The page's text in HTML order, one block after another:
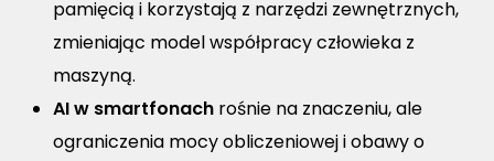
pamięcią i korzystają z narzędzi zewnętrznych,
zmieniając model współpracy człowieka z
maszyną.
AI w smartfonach rośnie na znaczeniu, ale
ograniczenia mocy obliczeniowej i obawy o